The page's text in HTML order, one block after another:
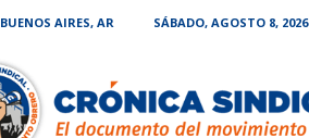
BUENOS AIRES, AR SÁBADO, AGOSTO 8, 2026